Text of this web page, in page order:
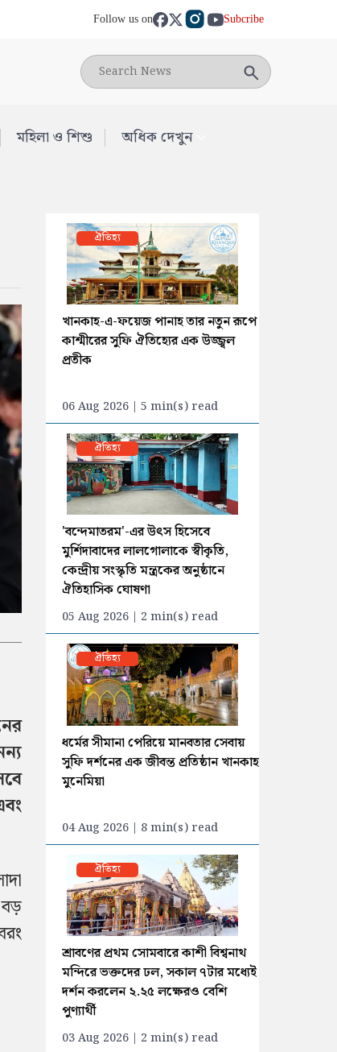
Follow us on Subcribe
মহিলা ও শিশু অধিক দেখুন
ঐতিহ্য
খানকাহ-এ-ফয়েজ পানাহ তার নতুন রূপে
কাশ্মীরের সুফি ঐতিহ্যের এক উজ্জ্বল
প্রতীক
06 Aug 2026 | 5 min(s) read
ঐতিহ্য
'বন্দেমাতরম'-এর উৎস হিসেবে
মুর্শিদাবাদের লালগোলাকে স্বীকৃতি,
কেন্দ্রীয় সংস্কৃতি মন্ত্রকের অনুষ্ঠানে
ঐতিহাসিক ঘোষণা
05 Aug 2026 | 2 min(s) read
ঐতিহ্য
ধর্মের সীমানা পেরিয়ে মানবতার সেবায়
সুফি দর্শনের এক জীবন্ত প্রতিষ্ঠান খানকাহ
মুনেমিয়া
04 Aug 2026 | 8 min(s) read
ঐতিহ্য
শ্রাবণের প্রথম সোমবারে কাশী বিশ্বনাথ
মন্দিরে ভক্তদের ঢল, সকাল ৭টার মধ্যেই
দর্শন করলেন ২.২৫ লক্ষেরও বেশি
পুণ্যার্থী
03 Aug 2026 | 2 min(s) read